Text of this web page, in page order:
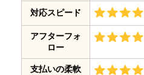
対応スピード
アフターフォ
ロー
支払いの柔軟